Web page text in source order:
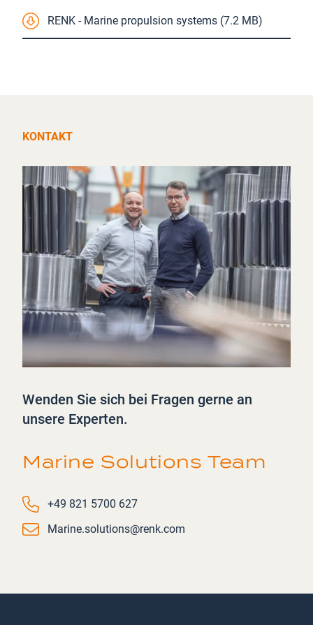
RENK - Marine propulsion systems (7.2 MB)
KONTAKT
Wenden Sie sich bei Fragen gerne an
unsere Experten.
Marine Solutions Team
Phone number
+49 821 5700 627
Email
Marine.solutions@renk.com